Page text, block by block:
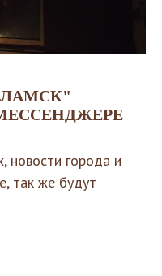
новости города и
так же будут